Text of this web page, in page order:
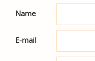
Name
E-mail